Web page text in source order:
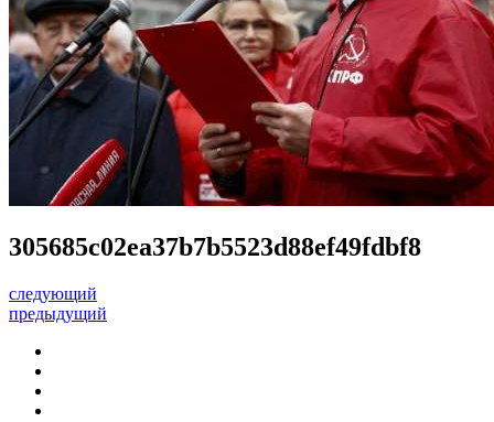
305685c02ea37b7b5523d88ef49fdbf8
следующий
предыдущий